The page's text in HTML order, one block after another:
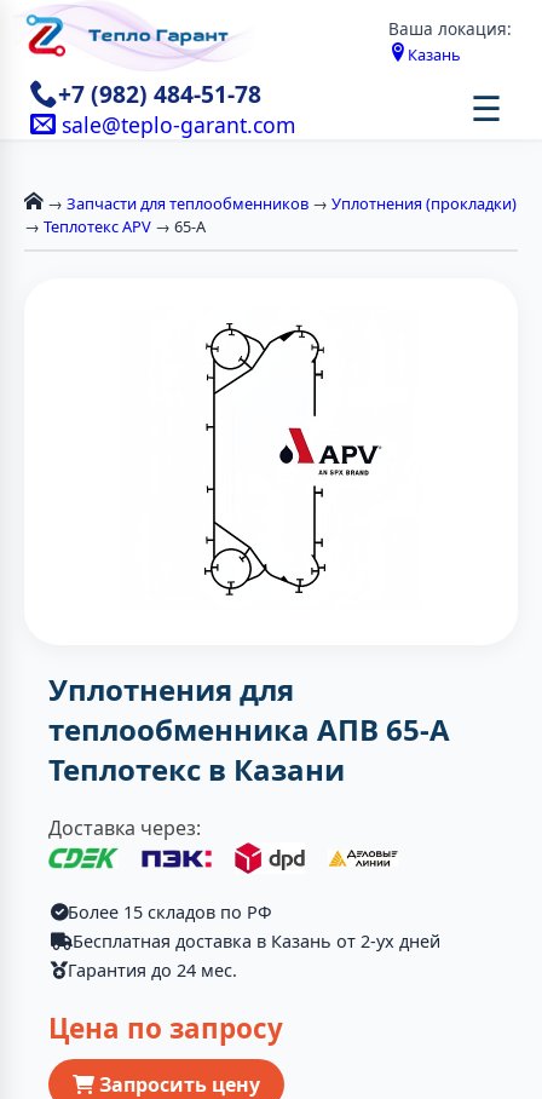
Ваша локация:
Казань
+7 (982) 484-51-78
sale@teplo-garant.com ☰
→ Запчасти для теплообменников → Уплотнения (прокладки)
→ Теплотекс APV → 65-А
Уплотнения для
теплообменника АПВ 65-А
Теплотекc в Казани
Доставка через:
Более 15 складов по РФ
Бесплатная доставка в Казань от 2-ух дней
Гарантия до 24 мес.
Цена по запросу
Запросить цену